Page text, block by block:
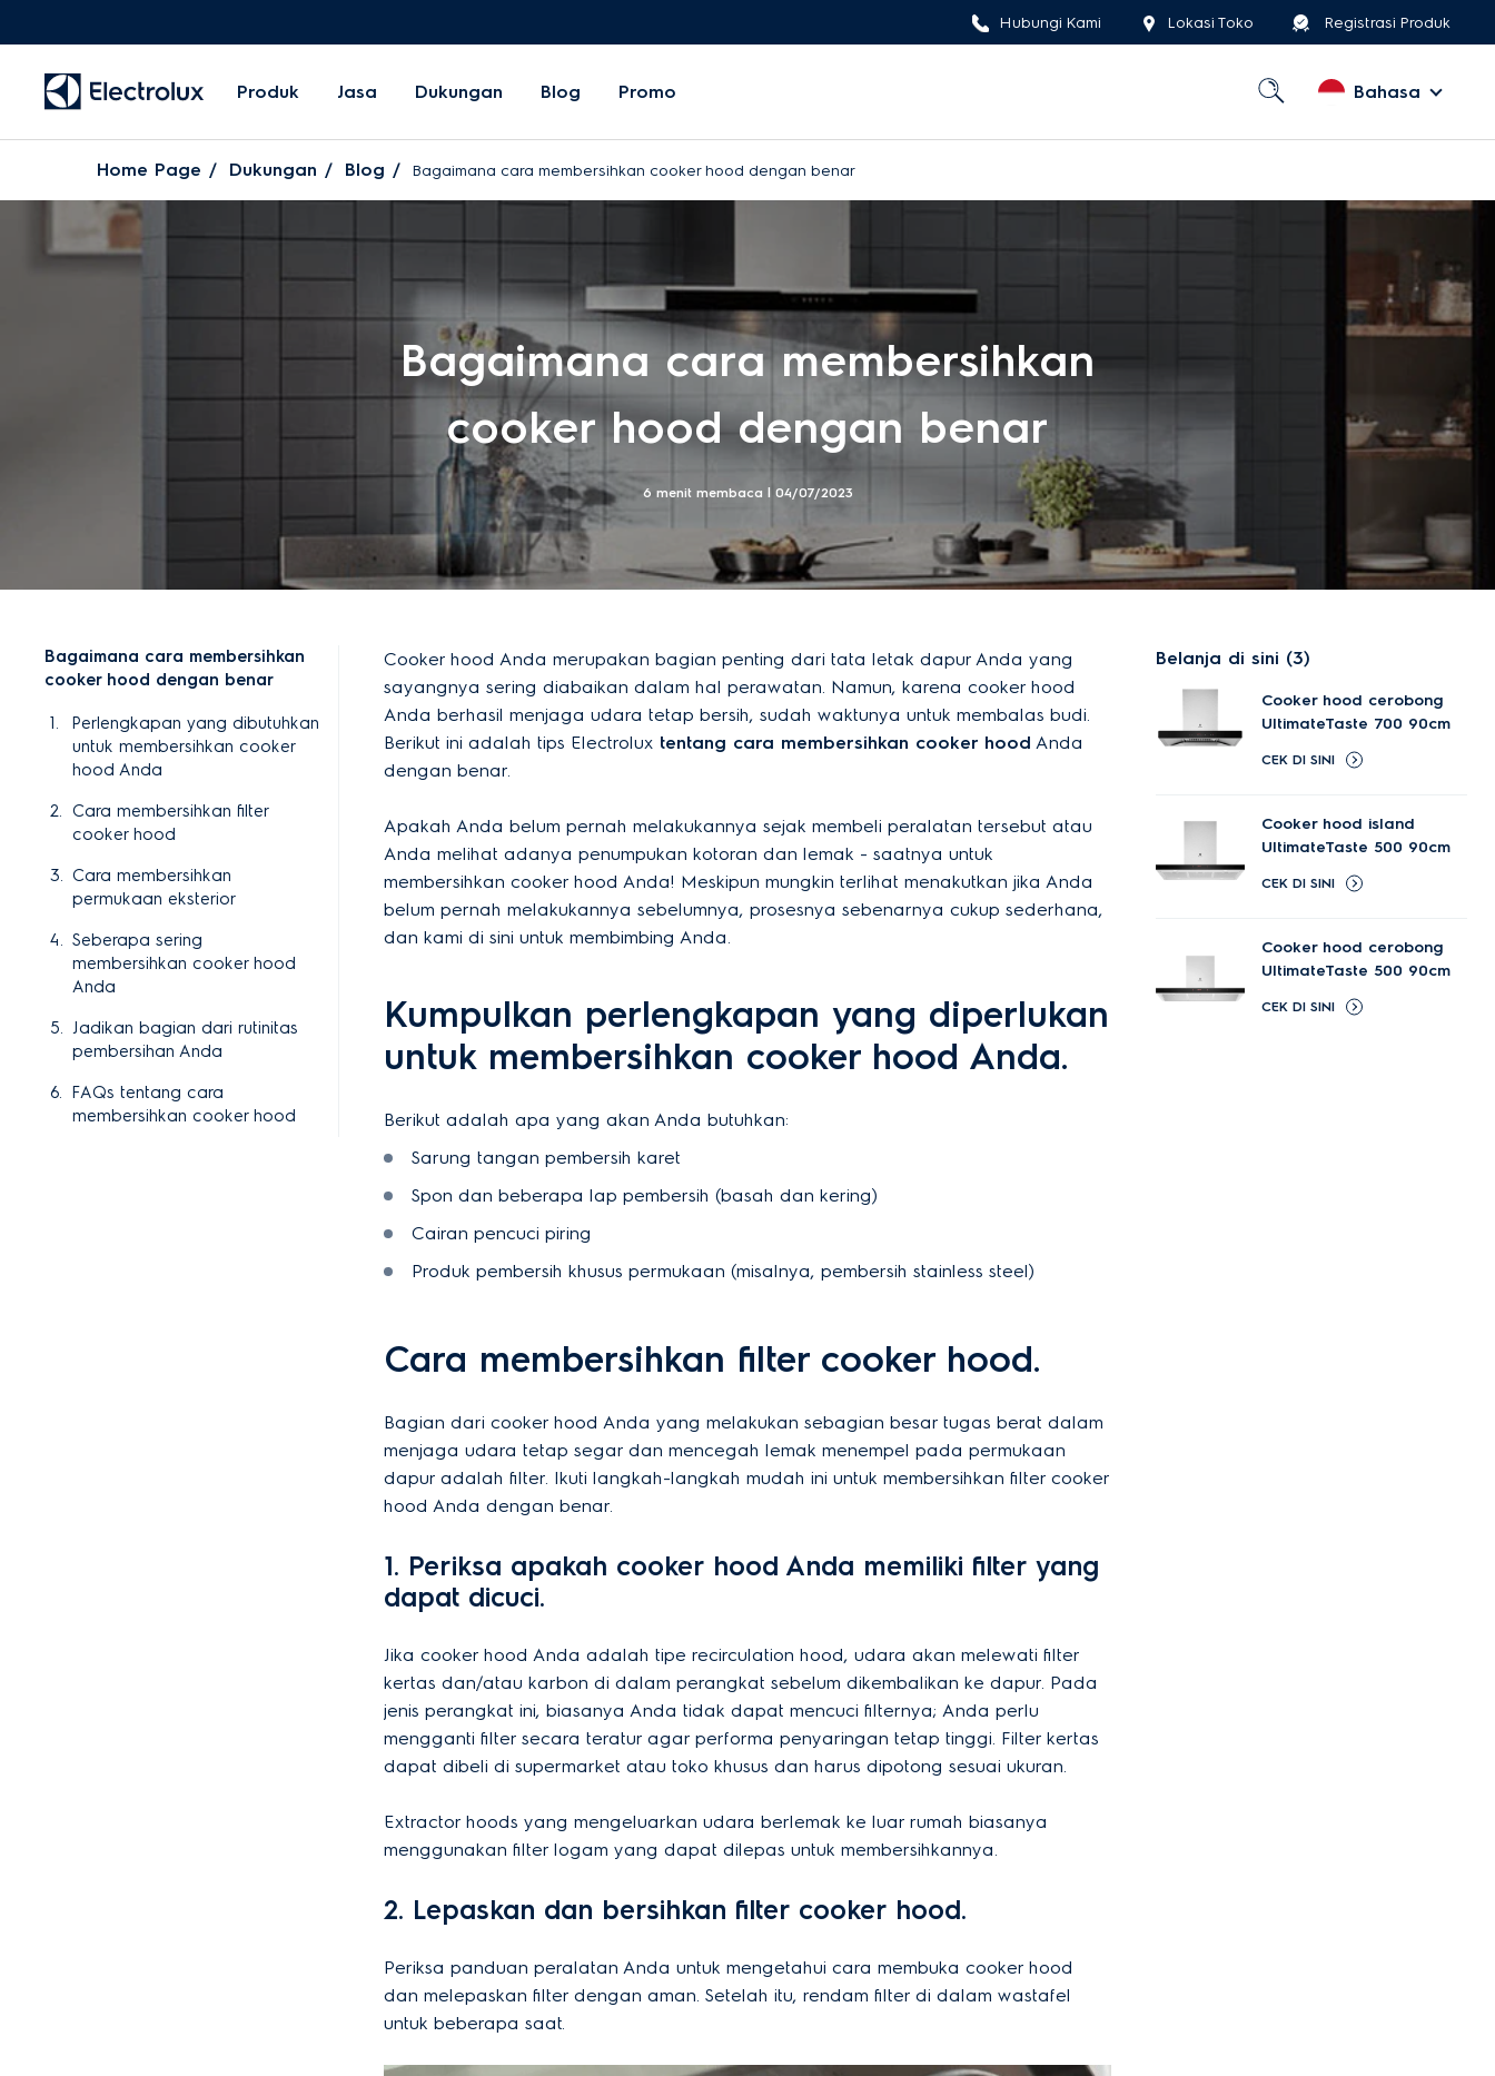
Hubungi Kami Lokasi Toko Registrasi Produk
Produk Jasa Dukungan Blog Promo Bahasa
Home Page Dukungan Blog Bagaimana cara membersihkan cooker hood dengan benar
Bagaimana cara membersihkan
cooker hood dengan benar
6 menit membaca | 04/07/2023
Bagaimana cara membersihkan
cooker hood dengan benar
Perlengkapan yang dibutuhkan
untuk membersihkan cooker
hood Anda
Cara membersihkan filter
cooker hood
Cara membersihkan
permukaan eksterior
Seberapa sering
membersihkan cooker hood
Anda
Jadikan bagian dari rutinitas
pembersihan Anda
FAQs tentang cara
membersihkan cooker hood
Cooker hood Anda merupakan bagian penting dari tata letak dapur Anda yang
sayangnya sering diabaikan dalam hal perawatan. Namun, karena cooker hood
Anda berhasil menjaga udara tetap bersih, sudah waktunya untuk membalas budi.
Berikut ini adalah tips Electrolux tentang cara membersihkan cooker hood Anda
dengan benar.
Apakah Anda belum pernah melakukannya sejak membeli peralatan tersebut atau
Anda melihat adanya penumpukan kotoran dan lemak - saatnya untuk
membersihkan cooker hood Anda! Meskipun mungkin terlihat menakutkan jika Anda
belum pernah melakukannya sebelumnya, prosesnya sebenarnya cukup sederhana,
dan kami di sini untuk membimbing Anda.
Kumpulkan perlengkapan yang diperlukan
untuk membersihkan cooker hood Anda.
Berikut adalah apa yang akan Anda butuhkan:
Sarung tangan pembersih karet
Spon dan beberapa lap pembersih (basah dan kering)
Cairan pencuci piring
Produk pembersih khusus permukaan (misalnya, pembersih stainless steel)
Cara membersihkan filter cooker hood.
Bagian dari cooker hood Anda yang melakukan sebagian besar tugas berat dalam
menjaga udara tetap segar dan mencegah lemak menempel pada permukaan
dapur adalah filter. Ikuti langkah-langkah mudah ini untuk membersihkan filter cooker
hood Anda dengan benar.
1. Periksa apakah cooker hood Anda memiliki filter yang
dapat dicuci.
Jika cooker hood Anda adalah tipe recirculation hood, udara akan melewati filter
kertas dan/atau karbon di dalam perangkat sebelum dikembalikan ke dapur. Pada
jenis perangkat ini, biasanya Anda tidak dapat mencuci filternya; Anda perlu
mengganti filter secara teratur agar performa penyaringan tetap tinggi. Filter kertas
dapat dibeli di supermarket atau toko khusus dan harus dipotong sesuai ukuran.
Extractor hoods yang mengeluarkan udara berlemak ke luar rumah biasanya
menggunakan filter logam yang dapat dilepas untuk membersihkannya.
2. Lepaskan dan bersihkan filter cooker hood.
Periksa panduan peralatan Anda untuk mengetahui cara membuka cooker hood
dan melepaskan filter dengan aman. Setelah itu, rendam filter di dalam wastafel
untuk beberapa saat.
Belanja di sini (3)
Cooker hood cerobong
UltimateTaste 700 90cm
CEK DI SINI
Cooker hood island
UltimateTaste 500 90cm
CEK DI SINI
Cooker hood cerobong
UltimateTaste 500 90cm
CEK DI SINI